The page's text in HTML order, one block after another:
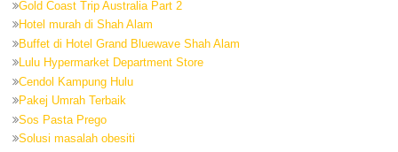
Gold Coast Trip Australia Part 2
Hotel murah di Shah Alam
Buffet di Hotel Grand Bluewave Shah Alam
Lulu Hypermarket Department Store
Cendol Kampung Hulu
Pakej Umrah Terbaik
Sos Pasta Prego
Solusi masalah obesiti